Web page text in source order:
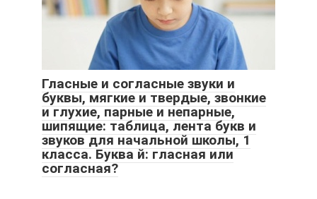
Гласные и согласные звуки и
буквы, мягкие и твердые, звонкие
и глухие, парные и непарные,
шипящие: таблица, лента букв и
звуков для начальной школы, 1
класса. Буква й: гласная или
согласная?